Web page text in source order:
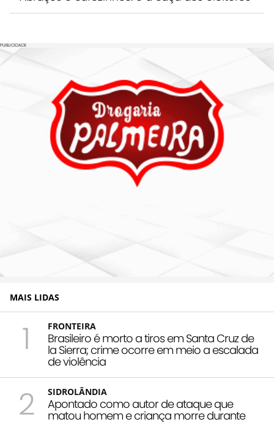
PUBLICIDADE
MAIS LIDAS
1 FRONTEIRA
Brasileiro é morto a tiros em Santa Cruz de
la Sierra; crime ocorre em meio a escalada
de violência
2 SIDROLÂNDIA
Apontado como autor de ataque que
matou homem e criança morre durante